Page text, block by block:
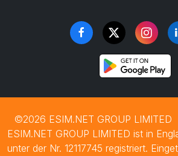
©2026 ESIM.NET GROUP LIMITED
ESIM.NET GROUP LIMITED ist in
unter der Nr. 12117745 registriert.